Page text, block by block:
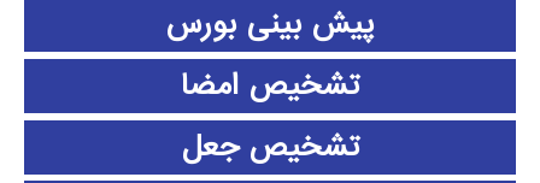
پیش بینی بورس
تشخیص امضا
تشخیص جعل